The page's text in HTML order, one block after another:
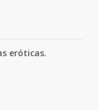
eróticas.